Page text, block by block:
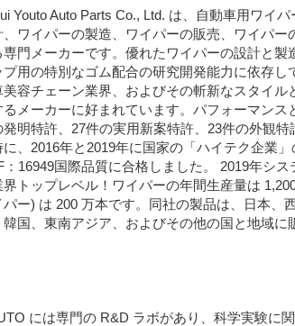
Youto Auto Parts Co., Ltd. は、自動車用ワイ
、ワイパーの製造、ワイパーの販売、ワイパー
専門メーカーです。優れたワイパーの設計と製
プ用の特別なゴム配合の研究開発能力に依存し
美容チェーン業界、およびその斬新なスタイル
るメーカーに好まれています。パフォーマンス
発明特許、27件の実用新案特許、23件の外観特
に、2016年と2019年に国家の「ハイテク企業」
：16949国際品質に合格しました。 2019年シ
界トップレベル！ワイパーの年間生産量は
パー) は 200 万本です。同社の製品は、日本、
韓国、東南アジア、およびその他の国と地域に
には専門の R&D ラボがあり、科学実験に